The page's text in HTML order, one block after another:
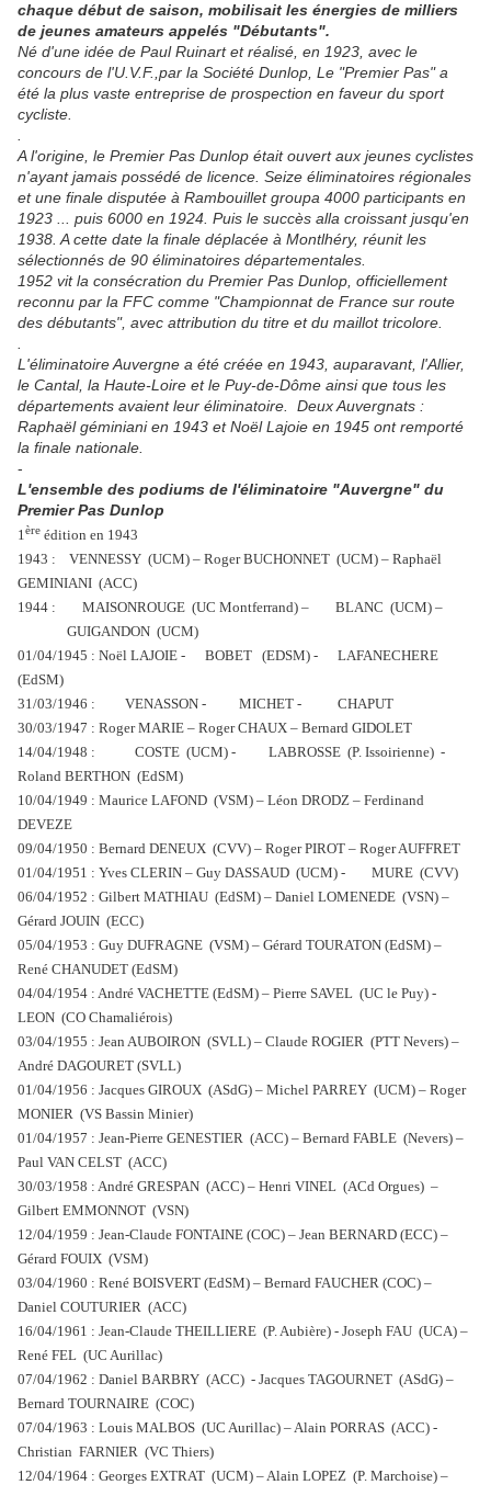
chaque début de saison, mobilisait les énergies de milliers
de jeunes amateurs appelés "Débutants".
Né d'une idée de Paul Ruinart et réalisé, en 1923, avec le
concours de l'U.V.F.,par la Société Dunlop, Le "Premier Pas" a
été la plus vaste entreprise de prospection en faveur du sport
cycliste.
A l'origine, le Premier Pas Dunlop était ouvert aux jeunes cyclistes
n'ayant jamais possédé de licence. Seize éliminatoires régionales
et une finale disputée à Rambouillet groupa 4000 participants en
1923 ... puis 6000 en 1924. Puis le succès alla croissant jusqu'en
1938. A cette date la finale déplacée à Montlhéry, réunit les
sélectionnés de 90 éliminatoires départementales.
1952 vit la consécration du Premier Pas Dunlop, officiellement
reconnu par la FFC comme "Championnat de France sur route
des débutants", avec attribution du titre et du maillot tricolore.
L'éliminatoire Auvergne a été créée en 1943, auparavant, l'Allier,
le Cantal, la Haute-Loire et le Puy-de-Dôme ainsi que tous les
départements avaient leur éliminatoire. Deux Auvergnats :
Raphaël géminiani en 1943 et Noël Lajoie en 1945 ont remporté
la finale nationale.
-
L'ensemble des podiums de l'éliminatoire "Auvergne" du
Premier Pas Dunlop
1 ère édition en 1943
1943 : VENNESSY (UCM) – Roger BUCHONNET (UCM) – Raphaël
GEMINIANI (ACC)
1944 : MAISONROUGE (UC Montferrand) – BLANC (UCM) –
GUIGANDON (UCM)
01/04/1945 : Noël LAJOIE - BOBET (EDSM) - LAFANECHERE
(EdSM)
31/03/1946 : VENASSON - MICHET - CHAPUT
30/03/1947 : Roger MARIE – Roger CHAUX – Bernard GIDOLET
14/04/1948 : COSTE (UCM) - LABROSSE (P. Issoirienne) -
Roland BERTHON (EdSM)
10/04/1949 : Maurice LAFOND (VSM) – Léon DRODZ – Ferdinand
DEVEZE
09/04/1950 : Bernard DENEUX (CVV) – Roger PIROT – Roger AUFFRET
01/04/1951 : Yves CLERIN – Guy DASSAUD (UCM) - MURE (CVV)
06/04/1952 : Gilbert MATHIAU (EdSM) – Daniel LOMENEDE (VSN) –
Gérard JOUIN (ECC)
05/04/1953 : Guy DUFRAGNE (VSM) – Gérard TOURATON (EdSM) –
René CHANUDET (EdSM)
04/04/1954 : André VACHETTE (EdSM) – Pierre SAVEL (UC le Puy) -
LEON (CO Chamaliérois)
03/04/1955 : Jean AUBOIRON (SVLL) – Claude ROGIER (PTT Nevers) –
André DAGOURET (SVLL)
01/04/1956 : Jacques GIROUX (ASdG) – Michel PARREY (UCM) – Roger
MONIER (VS Bassin Minier)
01/04/1957 : Jean-Pierre GENESTIER (ACC) – Bernard FABLE (Nevers) –
Paul VAN CELST (ACC)
30/03/1958 : André GRESPAN (ACC) – Henri VINEL (ACd Orgues) –
Gilbert EMMONNOT (VSN)
12/04/1959 : Jean-Claude FONTAINE (COC) – Jean BERNARD (ECC) –
Gérard FOUIX (VSM)
03/04/1960 : René BOISVERT (EdSM) – Bernard FAUCHER (COC) –
Daniel COUTURIER (ACC)
16/04/1961 : Jean-Claude THEILLIERE (P. Aubière) - Joseph FAU (UCA) –
René FEL (UC Aurillac)
07/04/1962 : Daniel BARBRY (ACC) - Jacques TAGOURNET (ASdG) –
Bernard TOURNAIRE (COC)
07/04/1963 : Louis MALBOS (UC Aurillac) – Alain PORRAS (ACC) -
Christian FARNIER (VC Thiers)
12/04/1964 : Georges EXTRAT (UCM) – Alain LOPEZ (P. Marchoise) –